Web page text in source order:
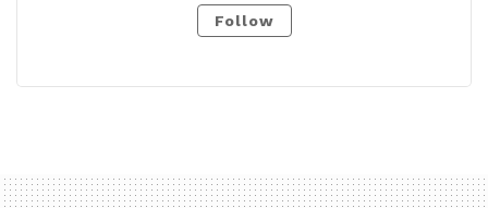
Follow